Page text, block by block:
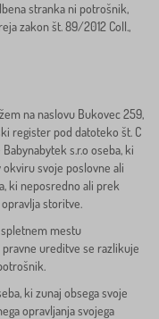
stranka ni potrošnik,
zakon št. 89/2012 Coll.,
na naslovu Bukovec 259,
register pod datoteko št. C
s.r.o oseba, ki
svoje poslovne ali
ki neposredno ali prek
storitve.
mestu
pravne ureditve se razlikuje
ki zunaj obsega svoje
opravljanja svojega